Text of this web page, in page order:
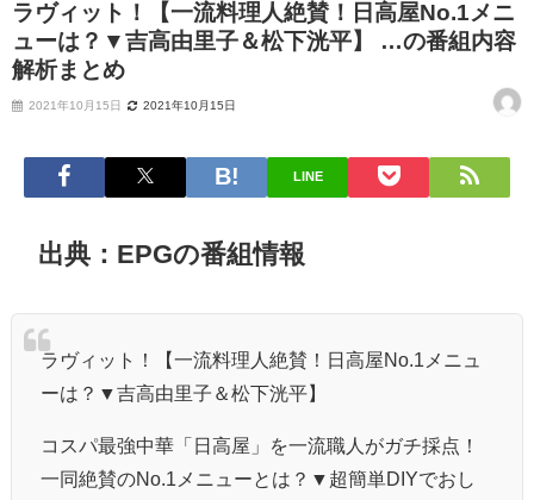
ラヴィット！【一流料理人絶賛！日高屋No.1メニ
ューは？▼吉高由里子＆松下洸平】 …の番組内容
解析まとめ
2021年10月15日 2021年10月15日
LINE
出典：EPGの番組情報
ラヴィット！【一流料理人絶賛！日高屋No.1メニュ
ーは？▼吉高由里子＆松下洸平】
コスパ最強中華「日高屋」を一流職人がガチ採点！
一同絶賛のNo.1メニューとは？▼超簡単DIYでおし